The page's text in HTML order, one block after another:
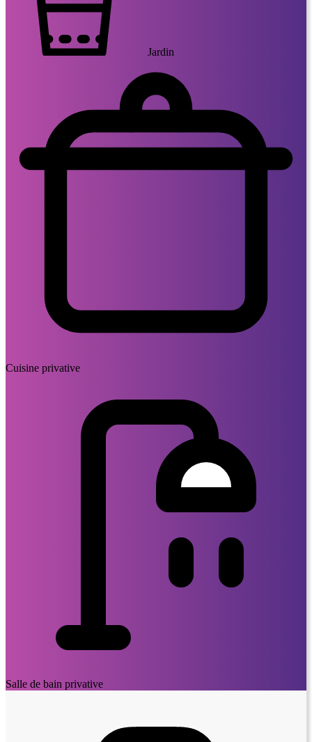
Jardin
Cuisine privative
Salle de bain privative